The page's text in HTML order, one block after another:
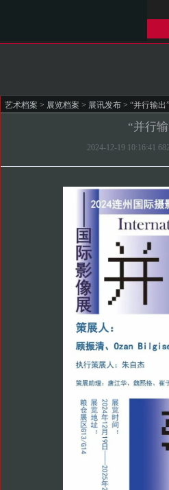
艺术档案 > 展览档案 > 展讯发布 > “并行输出
“并行
2024-12-19